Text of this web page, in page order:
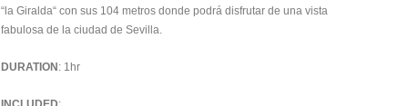
“la Giralda“ con sus 104 metros donde podrá disfrutar de una vista
fabulosa de la ciudad de Sevilla.
DURATION : 1hr